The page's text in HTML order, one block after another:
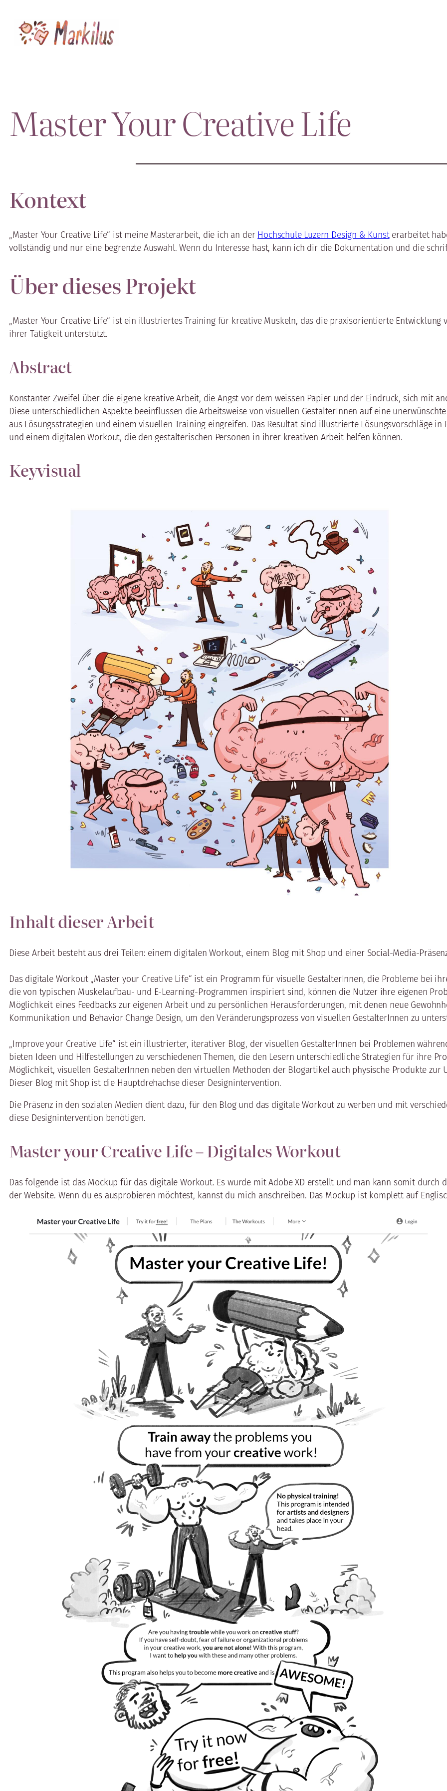
Inhalt
springen
Master Your Creative Life
Kontext
„Master Your Creative Life“ ist meine Masterarbeit, die ich an der Hochschule Luzern Design & Kunsterarbeitet
vollständig und nur eine begrenzte Auswahl. Wenn du Interesse hast, kann ich dir die Dokumentation und die
Über dieses Projekt
„Master Your Creative Life“ ist ein illustriertes Training für kreative Muskeln, das die praxisorientierte
ihrer Tätigkeit unterstützt.
Abstract
Konstanter Zweifel über die eigene kreative Arbeit, die Angst vor dem weissen Papier und der Eindruck, sich mit
Diese unterschiedlichen Aspekte beeinflussen die Arbeitsweise von visuellen GestalterInnen auf eine
aus Lösungsstrategien und einem visuellen Training eingreifen. Das Resultat sind illustrierte Lösungsvorschläge in
und einem digitalen Workout, die den gestalterischen Personen in ihrer kreativen Arbeit helfen können.
Keyvisual
Inhalt dieser Arbeit
Diese Arbeit besteht aus drei Teilen: einem digitalen Workout, einem Blog mit Shop und einer Social-Media-
Das digitale Workout „Master your Creative Life“ ist ein Programm für visuelle GestalterInnen, die Probleme bei
die von typischen Muskelaufbau- und E-Learning-Programmen inspiriert sind, können die Nutzer ihre eigenen
Möglichkeit eines Feedbacks zur eigenen Arbeit und zu persönlichen Herausforderungen, mit denen neue
Kommunikation und Behavior Change Design, um den Veränderungsprozess von visuellen GestalterInnen zu
„Improve your Creative Life“ ist ein illustrierter, iterativer Blog, der visuellen GestalterInnen bei Problemen
bieten Ideen und Hilfestellungen zu verschiedenen Themen, die den Lesern unterschiedliche Strategien für ihre
Möglichkeit, visuellen GestalterInnen neben den virtuellen Methoden der Blogartikel auch physische Produkte zur
Dieser Blog mit Shop ist die Hauptdrehachse dieser Designintervention.
Die Präsenz in den sozialen Medien dient dazu, für den Blog und das digitale Workout zu werben und mit
diese Designintervention benötigen.
Master your Creative Life – Digitales Workout
Das folgende ist das Mockup für das digitale Workout. Es wurde mit Adobe XD erstellt und man kann somit durch
der Website. Wenn du es ausprobieren möchtest, kannst du mich anschreiben. Das Mockup ist komplett auf